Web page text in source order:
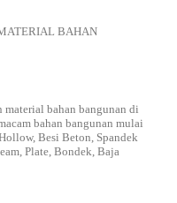
BAHAN
bahan bangunan di
bahan bangunan mulai
Besi Beton, Spandek
Plate, Bondek, Baja